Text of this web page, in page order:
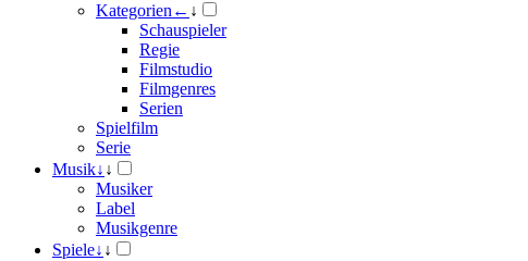
Kategorien ← ↓
Schauspieler
Regie
Filmstudio
Filmgenres
Serien
Spielfilm
Serie
Musik↓ ↓
Musiker
Label
Musikgenre
Spiele↓ ↓